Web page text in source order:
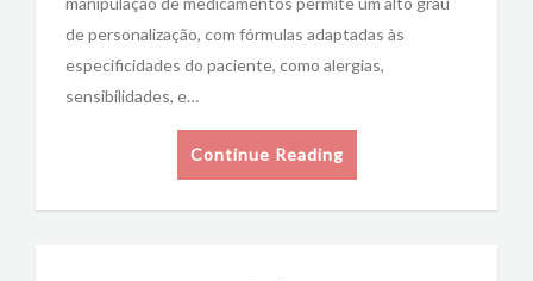
de personalização, com fórmulas adaptadas às
especificidades do paciente, como alergias,
sensibilidades, e…
Continue Reading